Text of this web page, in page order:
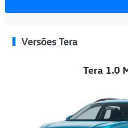
Versões Tera
Tera 1.0